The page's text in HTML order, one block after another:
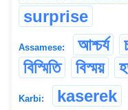
surprise
Assamese: আশ্চৰ্য
বিস্মিতি
বিস্ময়
Karbi: kaserek